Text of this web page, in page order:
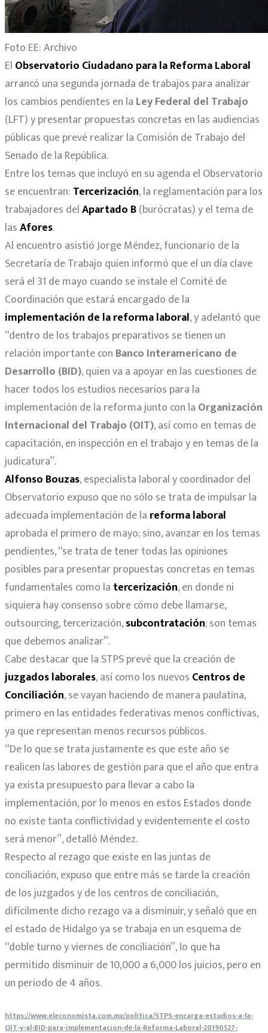
Foto EE: Archivo
El Observatorio Ciudadano para la Reforma Laboral
arrancó una segunda jornada de trabajos para analizar
los cambios pendientes en la Ley Federal del Trabajo
(LFT) y presentar propuestas concretas en las audiencias
públicas que prevé realizar la Comisión de Trabajo del
Senado de la República.
Entre los temas que incluyó en su agenda el Observatorio
se encuentran: Tercerización, la reglamentación para los
trabajadores delApartado B(burócratas) y el tema de
lasAfores.
Al encuentro asistió Jorge Méndez, funcionario de la
Secretaría de Trabajo quien informó que el un día clave
será el 31 de mayo cuando se instale el Comité de
Coordinación que estará encargado de la
implementación de la reforma laboral, y adelantó que
“dentro de los trabajos preparativos se tienen un
relación importante con Banco Interamericano de
Desarrollo (BID), quien va a apoyar en las cuestiones de
hacer todos los estudios necesarios para la
implementación de la reforma junto con la Organización
Internacional del Trabajo (OIT), así como en temas de
capacitación, en inspección en el trabajo y en temas de la
judicatura”.
Alfonso Bouzas, especialista laboral y coordinador del
Observatorio expuso que no sólo se trata de impulsar la
adecuada implementación de la reforma laboral
aprobada el primero de mayo; sino, avanzar en los temas
pendientes, “se trata de tener todas las opiniones
posibles para presentar propuestas concretas en temas
fundamentales como la tercerización, en donde ni
siquiera hay consenso sobre cómo debe llamarse,
outsourcing, tercerización,subcontratación; son temas
que debemos analizar”.
Cabe destacar que la STPS prevé que la creación de
juzgados laborales, así como los nuevos Centros de
Conciliación, se vayan haciendo de manera paulatina,
primero en las entidades federativas menos conflictivas,
ya que representan menos recursos públicos.
“De lo que se trata justamente es que este año se
realicen las labores de gestión para que el año que entra
ya exista presupuesto para llevar a cabo la
implementación, por lo menos en estos Estados donde
no existe tanta conflictividad y evidentemente el costo
será menor”, detalló Méndez.
Respecto al rezago que existe en las juntas de
conciliación, expuso que entre más se tarde la creación
de los juzgados y de los centros de conciliación,
difícilmente dicho rezago va a disminuir, y señaló que en
el estado de Hidalgo ya se trabaja en un esquema de
“doble turno y viernes de conciliación”, lo que ha
permitido disminuir de 10,000 a 6,000 los juicios, pero en
un periodo de 4 años.
https://www.eleconomista.com.mx/politica/STPS-encarga-estudios-a-la-
OIT-y-al-BID-para-implementacion-de-la-Reforma-Laboral-20190527-